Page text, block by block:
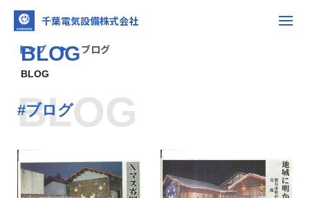
千葉電気設備株式会社
BLOG
BLOG
トップ▶ ブログ
BLOG
#ブログ